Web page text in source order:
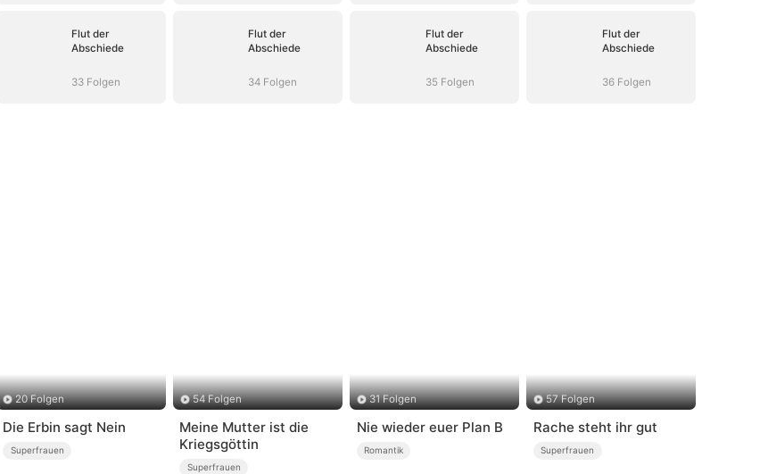
Flut der
Abschiede
33 Folgen
Flut der
Abschiede
34 Folgen
Flut der
Abschiede
35 Folgen
Flut der
Abschiede
36 Folgen
20 Folgen
Die Erbin sagt Nein
Superfrauen
54 Folgen
Meine Mutter ist die
Kriegsgöttin
Superfrauen
31 Folgen
Nie wieder euer Plan B
Romantik
57 Folgen
Rache steht ihr gut
Superfrauen